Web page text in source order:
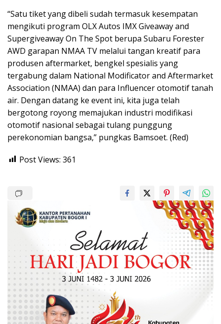
“Satu tiket yang dibeli sudah termasuk kesempatan
mengikuti program OLX Autos IMX Giveaway and
Supergiveaway On The Spot berupa Subaru Forester
AWD garapan NMAA TV melalui tangan kreatif para
produsen aftermarket, bengkel spesialis yang
tergabung dalam National Modificator and Aftermarket
Association (NMAA) dan para Influencer otomotif tanah
air. Dengan datang ke event ini, kita juga telah
bergotong royong memajukan industri modifikasi
otomotif nasional sebagai tulang punggung
perekonomian bangsa,” pungkas Bamsoet. (Red)
Post Views: 361